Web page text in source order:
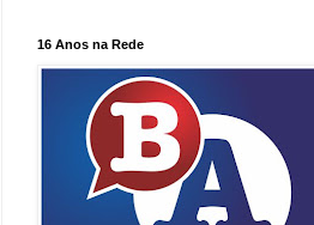
16 Anos na Rede